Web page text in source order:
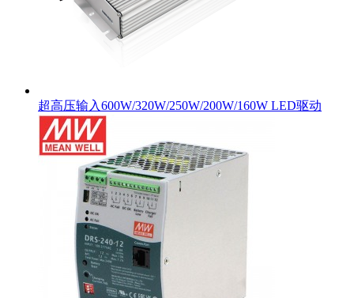
超高压输入600W/320W/250W/200W/160W LED驱动